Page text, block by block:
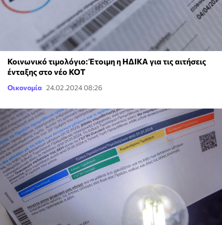
Κοινωνικό τιμολόγιο: Έτοιμη η ΗΔΙΚΑ για τις αιτήσεις
ένταξης στο νέο ΚΟΤ
Οικονομία 24.02.2024 08:26